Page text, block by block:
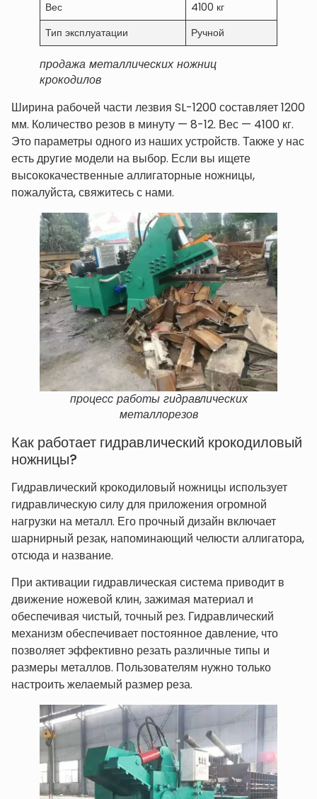
Вес
4100 кг
Тип эксплуатации
Ручной
продажа металлических ножниц
крокодилов
Ширина рабочей части лезвия SL-1200 составляет 1200
мм. Количество резов в минуту — 8-12. Вес — 4100 кг.
Это параметры одного из наших устройств. Также у нас
есть другие модели на выбор. Если вы ищете
высококачественные аллигаторные ножницы,
пожалуйста, свяжитесь с нами.
процесс работы гидравлических
металлорезов
Как работает гидравлический крокодиловый
ножницы?
Гидравлический крокодиловый ножницы использует
гидравлическую силу для приложения огромной
нагрузки на металл. Его прочный дизайн включает
шарнирный резак, напоминающий челюсти аллигатора,
отсюда и название.
При активации гидравлическая система приводит в
движение ножевой клин, зажимая материал и
обеспечивая чистый, точный рез. Гидравлический
механизм обеспечивает постоянное давление, что
позволяет эффективно резать различные типы и
размеры металлов. Пользователям нужно только
настроить желаемый размер реза.